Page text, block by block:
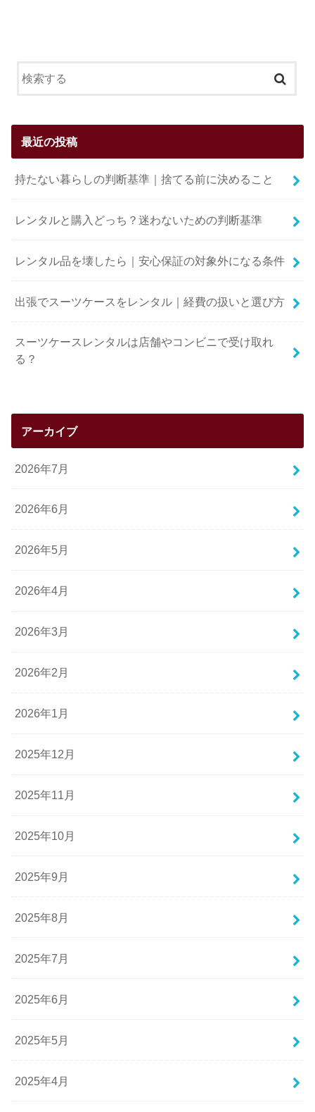
最近の投稿
持たない暮らしの判断基準｜捨てる前に決めること
レンタルと購入どっち？迷わないための判断基準
レンタル品を壊したら｜安心保証の対象外になる条件
出張でスーツケースをレンタル｜経費の扱いと選び方
スーツケースレンタルは店舗やコンビニで受け取れ
る？
アーカイブ
2026年7月
2026年6月
2026年5月
2026年4月
2026年3月
2026年2月
2026年1月
2025年12月
2025年11月
2025年10月
2025年9月
2025年8月
2025年7月
2025年6月
2025年5月
2025年4月